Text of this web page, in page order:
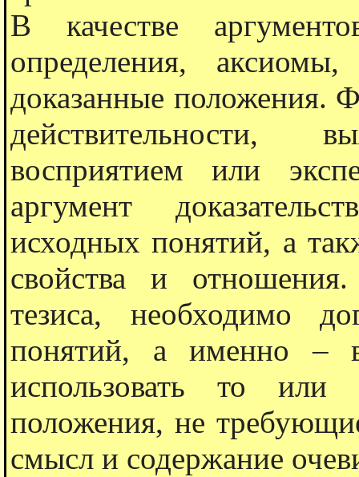
В качестве
определения,
доказанные положения.
действительности,
восприятием или
аргумент
исходных понятий, а
свойства и
тезиса, необходимо
понятий, а именно –
использовать то
положения, не
смысл и содержание